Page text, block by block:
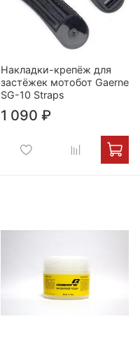
Накладки-крепёж для
застёжек мотобот Gaerne
SG-10 Straps
1 090 ₽